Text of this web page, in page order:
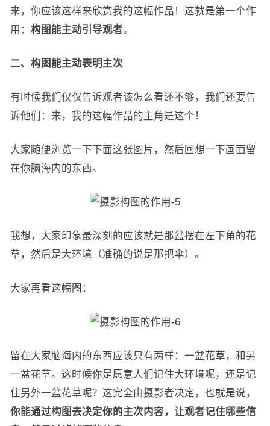
来，你应该这样来欣赏我的这幅作品！这就是第一个作
用： 构图能主动引导观者。
二、构图能主动表明主次
有时候我们仅仅告诉观者该怎么看还不够，我们还要告
诉他们：来，我的这幅作品的主角是这个！
大家随便浏览一下下面这张图片，然后回想一下画面留
在你脑海内的东西。
我想，大家印象最深刻的应该就是那盆摆在左下角的花
草，然后是大环境（准确的说是那把伞）。
大家再看这幅图：
留在大家脑海内的东西应该只有两样：一盆花草，和另
一盆花草。这时候你是愿意人们记住大环境呢，还是记
住另外一盆花草呢？这完全由摄影者决定，也就是说，
你能通过构图去决定你的主次内容，让观者记住哪些信